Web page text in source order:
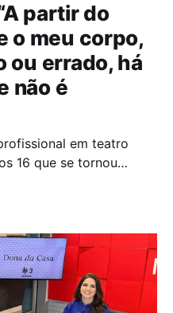
partir do
o meu corpo,
ou errado, há
não é
em teatro
16 que se tornou
contracenou ao lado
aos 24 anos,